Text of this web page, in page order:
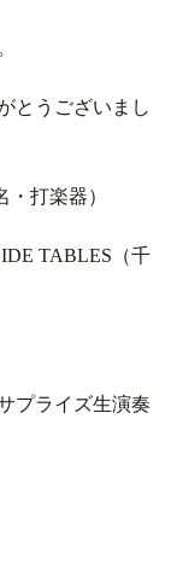
とうございまし
・打楽器）
TABLES（千
プライズ生演奏